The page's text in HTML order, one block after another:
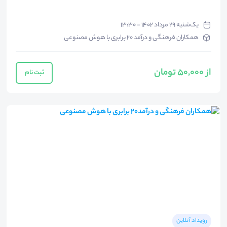
یک‌شنبه ۲۹ مرداد ۱۴۰۲ - ۱۳:۳۰
همکاران فرهنگی و درآمد 20 برابری با هوش مصنوعی
از 50,000 تومان ثبت نام
رویداد آنلاین